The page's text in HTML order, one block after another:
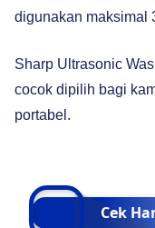
digunakan maksimal
Sharp Ultrasonic
cocok dipilih bagi
portabel.
Cek